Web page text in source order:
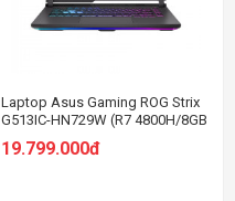
Laptop Asus Gaming ROG Strix
G513IC-HN729W (R7 4800H/8GB
144hz/RTX 3050
19.799.000đ